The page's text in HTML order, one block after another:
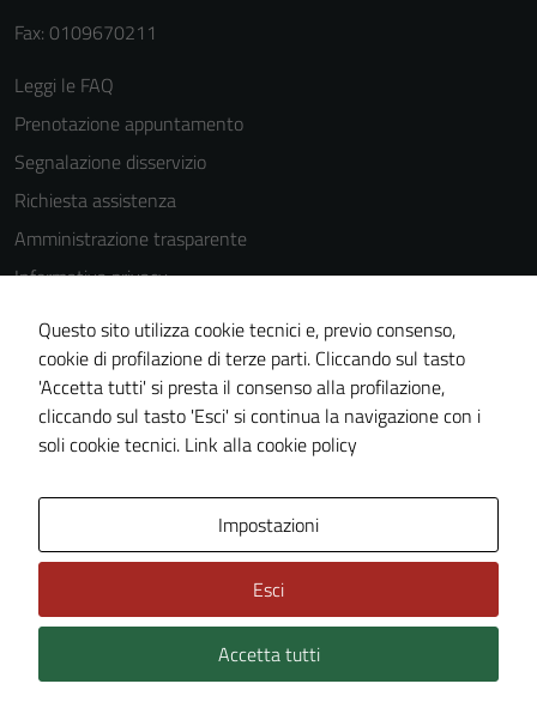
Fax: 0109670211
Leggi le FAQ
Prenotazione appuntamento
Segnalazione disservizio
Richiesta assistenza
Amministrazione trasparente
Informativa privacy
Cookie Policy
Note legali
Dichiarazione di accessibilità
Piano di miglioramento del sito
Technical Design s.r.l.
Questo sito utilizza cookie tecnici e, previo consenso,
cookie di profilazione di terze parti. Cliccando sul tasto
'Accetta tutti' si presta il consenso alla profilazione,
cliccando sul tasto 'Esci' si continua la navigazione con i
soli cookie tecnici. Link alla cookie policy
Impostazioni
Esci
Accetta tutti
Experience
In order for
our website
to perform
as well as
during your
visit. If you
refuse
cookies,
some
functionality